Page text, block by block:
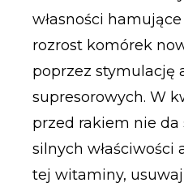
własności
rozrost komórek
poprzez stymulację
supresorowych. W
przed rakiem nie da
silnych właściwości
tej witaminy,